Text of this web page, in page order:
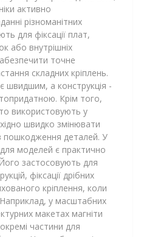
активно
різноманітних
для фіксації плат,
або внутрішніх
точне
складних кріплень.
швидшим, а конструкція -
Крім того,
використовують у
швидко змінювати
пошкодження деталей. У
моделей є практично
застосовують для
фіксації дрібних
кріплення, коли
у масштабних
макетах магніти
частини для